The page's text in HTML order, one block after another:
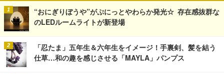
“おにぎりぼうや”がぷにっとやわらか発光☆ 存在感抜群な
のLEDルームライトが新登場
「忍たま」五年生＆六年生をイメージ！手裏剣、髪を結う
仕草…和の趣を感じさせる「MAYLA」パンプス